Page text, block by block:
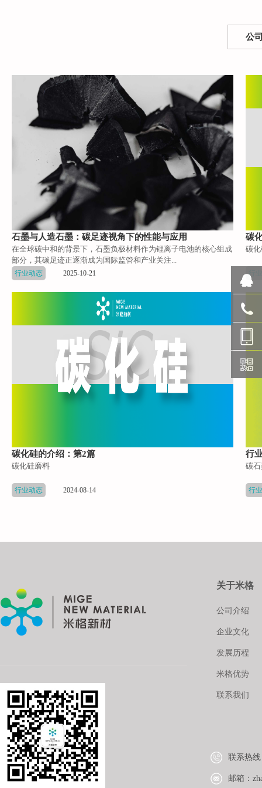
公
石墨与人造石墨：碳足迹视角下的性能与应用
在全球碳中和的背景下，石墨负极材料作为锂离子电池的核心组成
部分，其碳足迹正逐渐成为国际监管和产业关注...
行业动态 2025-10-21
碳
碳
行
碳化硅的介绍：第2篇
碳化硅磨料
行业动态 2024-08-14
行
碳
行
关于米格
公司介绍
企业文化
发展历程
米格优势
联系我们
联系热线
邮箱：
女士）